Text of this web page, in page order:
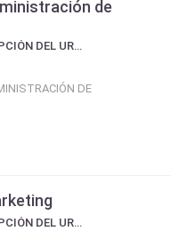
de
UNIVERSIDAD DE CONCEPCIÓN DEL URUGUAY
DE
UNIVERSIDAD DE CONCEPCIÓN DEL URUGUAY